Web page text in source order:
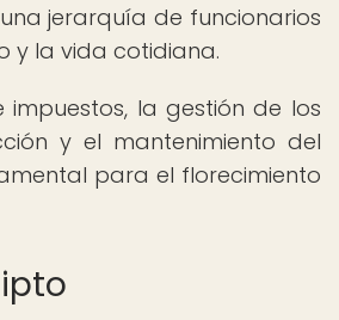
jerarquía de funcionarios
y la vida cotidiana.
la gestión de los
y el mantenimiento del
para el florecimiento